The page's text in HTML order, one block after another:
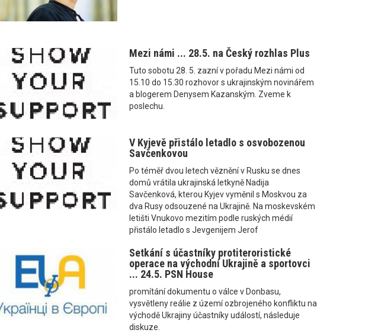
Mezi námi ... 28.5. na Český rozhlas Plus
Tuto sobotu 28. 5. zazní v pořadu Mezi námi od
15.10 do 15.30 rozhovor s ukrajinským novinářem
a blogerem Denysem Kazanským. Zveme k
poslechu.
V Kyjevě přistálo letadlo s osvobozenou
Savčenkovou
Po téměř dvou letech věznění v Rusku se dnes
domů vrátila ukrajinská letkyně Nadija
Savčenková, kterou Kyjev vyměnil s Moskvou za
dva Rusy odsouzené na Ukrajině. Na moskevském
letišti Vnukovo mezitím podle ruských médií
přistálo letadlo s Jevgenijem Jerof
Setkání s účastníky protiteroristické
operace na východní Ukrajině a sportovci
... 24.5. PSN House
promítání dokumentu o válce v Donbasu,
vysvětleny reálie z území ozbrojeného konfliktu na
východě Ukrajiny účastníky událostí, následuje
diskuze.